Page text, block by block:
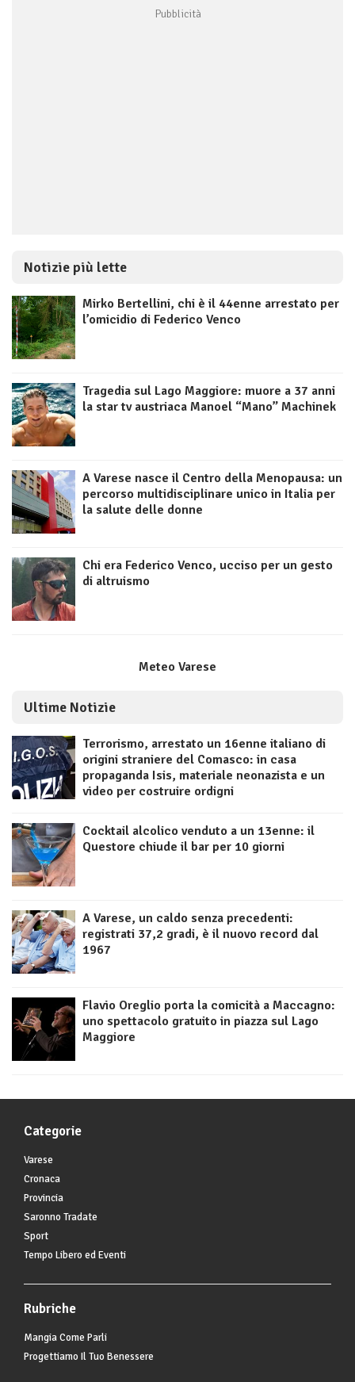
Notizie più lette
Mirko Bertellini, chi è il 44enne arrestato per
l’omicidio di Federico Venco
Tragedia sul Lago Maggiore: muore a 37 anni
la star tv austriaca Manoel “Mano” Machinek
A Varese nasce il Centro della Menopausa: un
percorso multidisciplinare unico in Italia per
la salute delle donne
Chi era Federico Venco, ucciso per un gesto
di altruismo
Meteo Varese
Ultime Notizie
Terrorismo, arrestato un 16enne italiano di
origini straniere del Comasco: in casa
propaganda Isis, materiale neonazista e un
video per costruire ordigni
Cocktail alcolico venduto a un 13enne: il
Questore chiude il bar per 10 giorni
A Varese, un caldo senza precedenti:
registrati 37,2 gradi, è il nuovo record dal
1967
Flavio Oreglio porta la comicità a Maccagno:
uno spettacolo gratuito in piazza sul Lago
Maggiore
Categorie
Varese
Cronaca
Provincia
Saronno Tradate
Sport
Tempo Libero ed Eventi
Rubriche
Mangia Come Parli
Progettiamo Il Tuo Benessere